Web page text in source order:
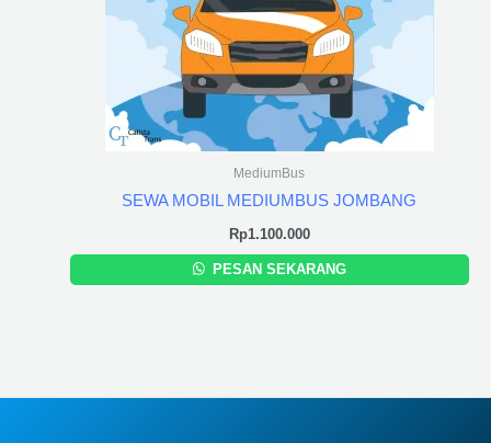
MediumBus
SEWA MOBIL MEDIUMBUS JOMBANG
Rp1.100.000
PESAN SEKARANG